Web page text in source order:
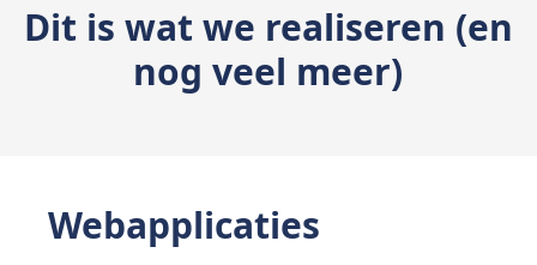
Dit is wat we realiseren (en
nog veel meer)
Webapplicaties